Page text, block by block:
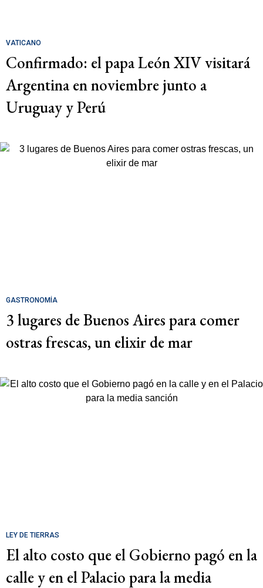
VATICANO
Confirmado: el papa León XIV visitará
Argentina en noviembre junto a
Uruguay y Perú
GASTRONOMÍA
3 lugares de Buenos Aires para comer
ostras frescas, un elixir de mar
LEY DE TIERRAS
El alto costo que el Gobierno pagó en la
calle y en el Palacio para la media